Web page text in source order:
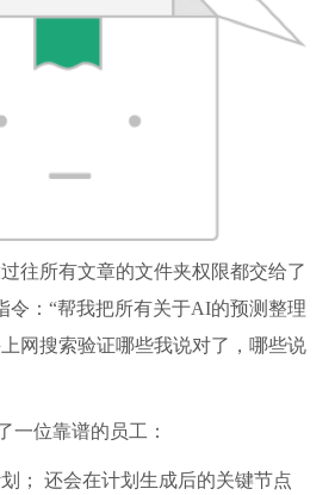
往所有文章的文件夹权限都交给了
令：“帮我把所有关于AI的预测整理
网搜索验证哪些我说对了，哪些说
一位靠谱的员工：
； 还会在计划生成后的关键节点